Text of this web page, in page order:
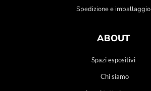
Spedizione e imballaggio
ABOUT
Spazi espositivi
Chi siamo